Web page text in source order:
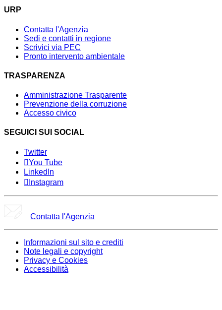
URP
Contatta l'Agenzia
Sedi e contatti in regione
Scrivici via PEC
Pronto intervento ambientale
TRASPARENZA
Amministrazione Trasparente
Prevenzione della corruzione
Accesso civico
SEGUICI SUI SOCIAL
Twitter
You Tube
LinkedIn
Instagram
Contatta l'Agenzia
Informazioni sul sito e crediti
Note legali e copyright
Privacy e Cookies
Accessibilità